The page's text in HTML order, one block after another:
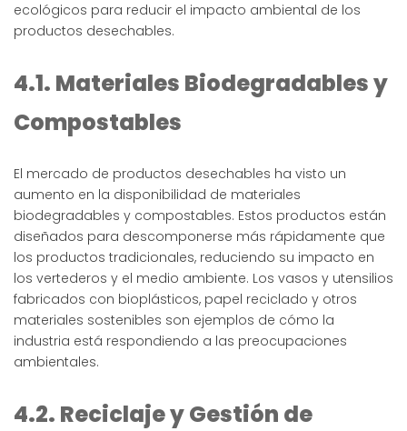
ecológicos para reducir el impacto ambiental de los
productos desechables.
4.1. Materiales Biodegradables y
Compostables
El mercado de productos desechables ha visto un
aumento en la disponibilidad de materiales
biodegradables y compostables. Estos productos están
diseñados para descomponerse más rápidamente que
los productos tradicionales, reduciendo su impacto en
los vertederos y el medio ambiente. Los vasos y utensilios
fabricados con bioplásticos, papel reciclado y otros
materiales sostenibles son ejemplos de cómo la
industria está respondiendo a las preocupaciones
ambientales.
4.2. Reciclaje y Gestión de